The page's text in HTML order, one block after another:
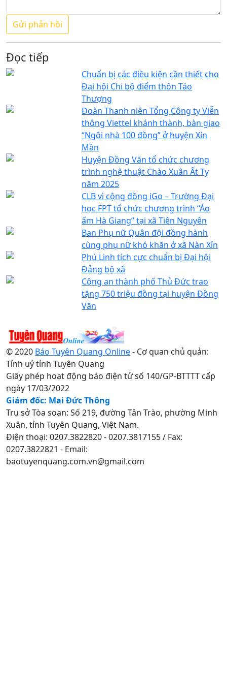
Đọc tiếp
Chuẩn bị các điều kiện cần thiết cho
Đại hội Chi bộ điểm thôn Táo
Thượng
Đoàn Thanh niên Tổng Công ty Viễn
thông Viettel khánh thành, bàn giao
“Ngôi nhà 100 đồng” ở huyện Xín
Mần
Huyện Đồng Văn tổ chức chương
trình nghệ thuật Chào Xuân Ất Tỵ
năm 2025
CLB vì cộng đồng iGo – Trường Đại
học FPT tổ chức chương trình “Áo
ấm Hà Giang” tại xã Tiên Nguyên
Ban Phụ nữ Quân đội đồng hành
cùng phụ nữ khó khăn ở xã Nàn Xỉn
Phú Linh tích cực chuẩn bị Đại hội
Đảng bộ xã
Công an thành phố Thủ Đức trao
tặng 750 triệu đồng tại huyện Đồng
Văn
© 2020 Báo Tuyên Quang Online- Cơ quan chủ quản:
Tỉnh uỷ tỉnh Tuyên Quang
Giấy phép hoạt động báo điện tử số 140/GP-BTTTT cấp
ngày 17/03/2022
Giám đốc: Mai Đức Thông
Trụ sở Tòa soạn: Số 219, đường Tân Trào, phường Minh
Xuân, tỉnh Tuyên Quang, Việt Nam.
Điện thoại: 0207.3822820 - 0207.3817155 / Fax:
0207.3822821 - Email:
baotuyenquang.com.vn@gmail.com